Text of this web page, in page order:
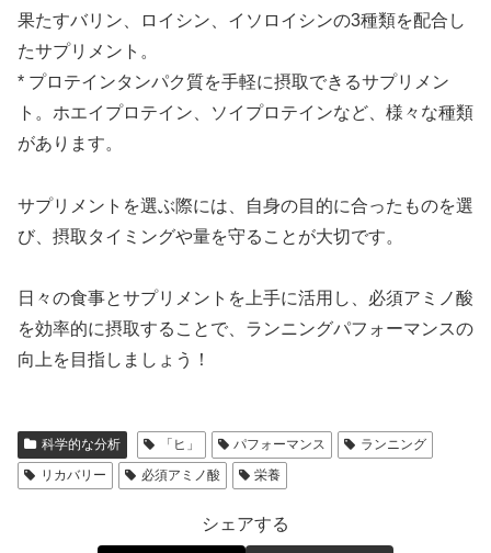
果たすバリン、ロイシン、イソロイシンの3種類を配合し
たサプリメント。
* プロテインタンパク質を手軽に摂取できるサプリメン
ト。ホエイプロテイン、ソイプロテインなど、様々な種類
があります。
サプリメントを選ぶ際には、 自身の目的に合ったものを選
び、摂取タイミングや量を守ることが大切です。
日々の食事とサプリメントを上手に活用し、必須アミノ酸
を効率的に摂取することで、ランニングパフォーマンスの
向上を目指しましょう！
科学的な分析 「ヒ」 パフォーマンス
ランニング
リカバリー
必須アミノ酸 栄養
シェアする